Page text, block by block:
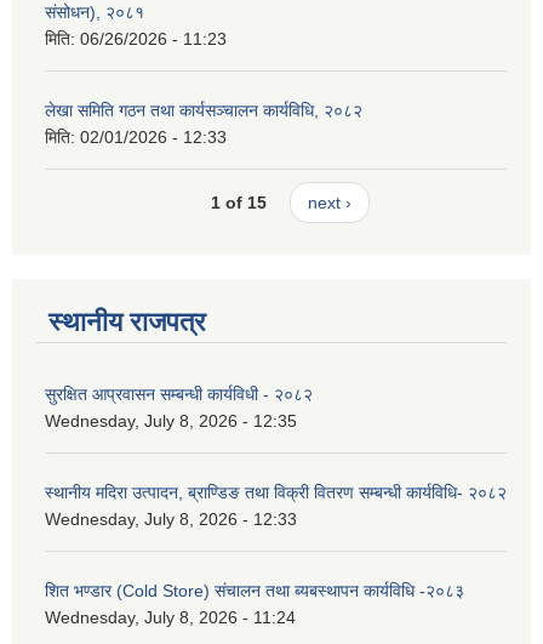
संसोधन), २०८१
मिति: 06/26/2026 - 11:23
लेखा समिति गठन तथा कार्यसञ्चालन कार्यविधि, २०८२
मिति: 02/01/2026 - 12:33
1 of 15 next ›
स्थानीय राजपत्र
सुरक्षित आप्रवासन सम्बन्धी कार्यविधी - २०८२
Wednesday, July 8, 2026 - 12:35
स्थानीय मदिरा उत्पादन, ब्राण्डिङ तथा विक्री वितरण सम्बन्धी कार्यविधि- २०८२
Wednesday, July 8, 2026 - 12:33
शित भण्डार (Cold Store) संचालन तथा ब्यबस्थापन कार्यविधि -२०८३
Wednesday, July 8, 2026 - 11:24